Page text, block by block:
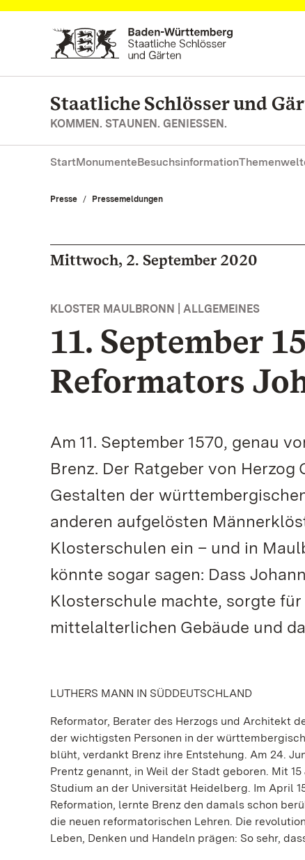
Zum Hauptinhalt springen
Staatliche Schlösser und
KOMMEN. STAUNEN. GENIESSEN.
StartMonumenteBesuchsinformation
Presse Pressemeldungen
Mittwoch, 2. September 2020
KLOSTER MAULBRONN | ALLGEMEINES
11. September
Reformators
Am 11. September 1570, genau
Brenz. Der Ratgeber von
Gestalten der
anderen aufgelösten
Klosterschulen ein – und in
könnte sogar sagen: Dass
Klosterschule machte, sorgte
mittelalterlichen Gebäude und
LUTHERS MANN IN SÜDDEUTSCHLAND
Reformator, Berater des Herzogs und Architekt
der wichtigsten Personen in der
blüht, verdankt Brenz ihre Entstehung. Am 24.
Prentz genannt, in Weil der Stadt geboren. Mit
Studium an der Universität Heidelberg. Im April
Reformation, lernte Brenz den damals schon
die neuen reformatorischen Lehren. Die
Leben, Denken und Handeln prägen: So sehr,